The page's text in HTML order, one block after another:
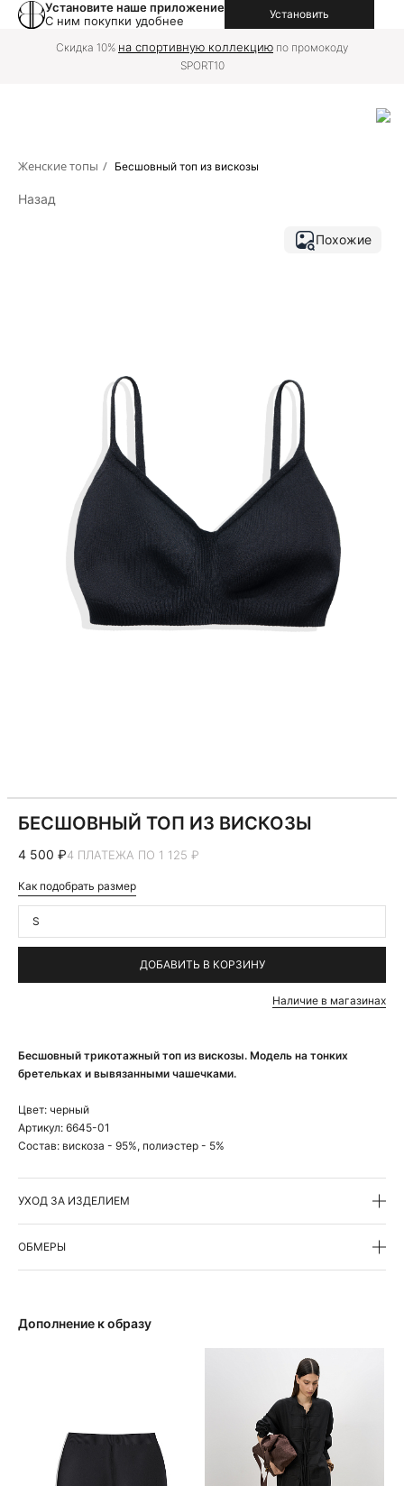
Установите наше приложение
С ним покупки удобнее
Установить
Скидка 10% на спортивную коллекцию по промокоду
SPORT10
Женские топы / Бесшовный топ из вискозы
Назад
Бесшовный трикотажный топ из вискозы. Модель на тонких
бретельках и вывязанными чашечками.
Цвет: черный
Артикул: 6645-01
Состав: вискоза - 95%, полиэстер - 5%
УХОД ЗА ИЗДЕЛИЕМ
ОБМЕРЫ
Похожие
БЕСШОВНЫЙ ТОП ИЗ ВИСКОЗЫ
4 500 ₽4 ПЛАТЕЖА ПО 1 125 ₽
Как подобрать размер
S
ДОБАВИТЬ В КОРЗИНУ
Наличие в магазинах
Дополнение к образу